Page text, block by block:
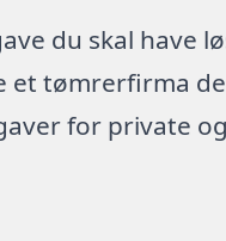
du skal have
et tømrerfirma
for private